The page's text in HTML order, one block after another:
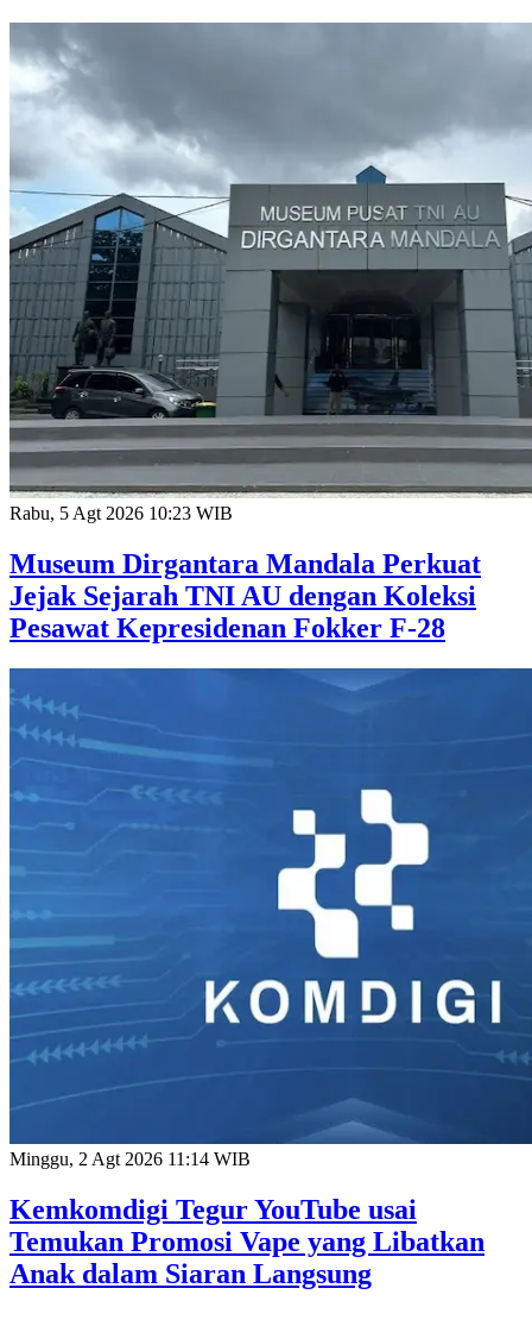
Rabu, 5 Agt 2026 10:23 WIB
Museum Dirgantara Mandala Perkuat
Jejak Sejarah TNI AU dengan Koleksi
Pesawat Kepresidenan Fokker F-28
Minggu, 2 Agt 2026 11:14 WIB
Kemkomdigi Tegur YouTube usai
Temukan Promosi Vape yang Libatkan
Anak dalam Siaran Langsung